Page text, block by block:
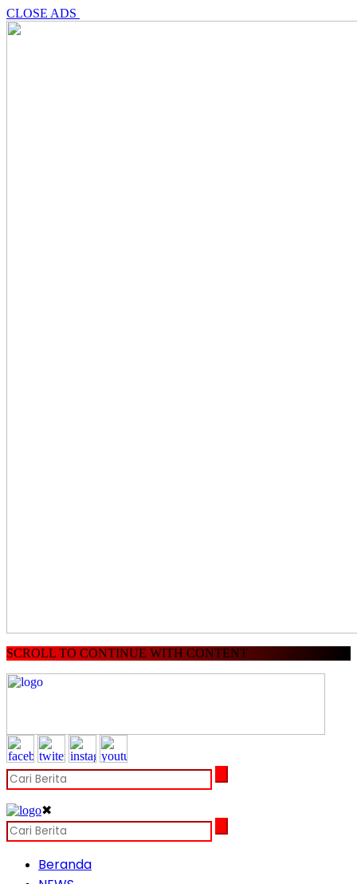
CLOSE ADS
SCROLL TO CONTINUE WITH CONTENT
✖
Beranda